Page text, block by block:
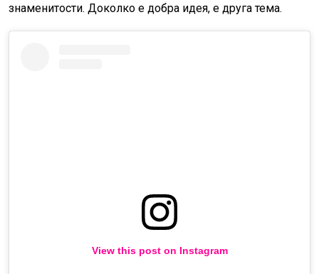
знаменитости. Доколко е добра идея, е друга тема.
View this post on Instagram